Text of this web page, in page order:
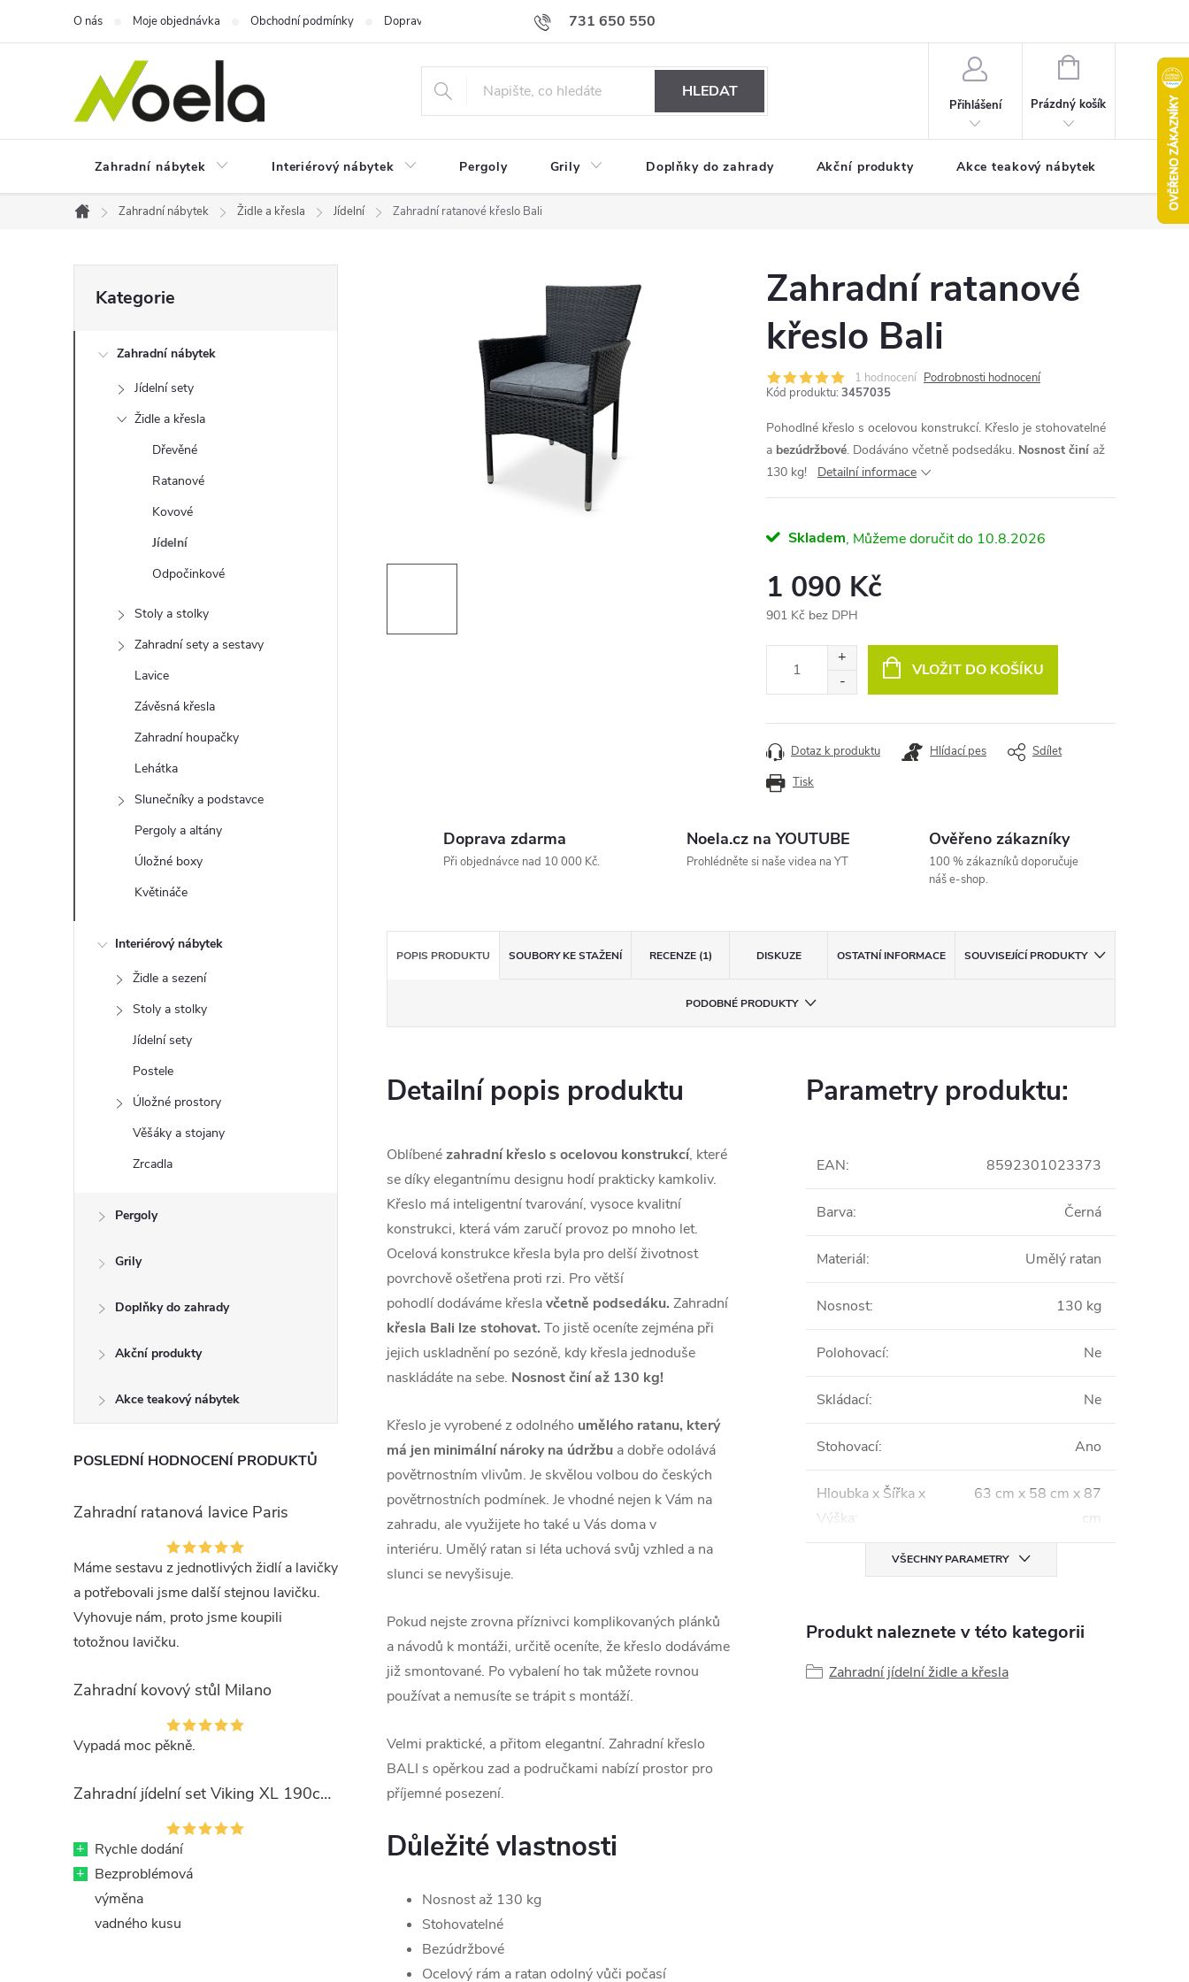
731 650 550
O nás Moje objednávka Obchodní podmínky Doprava nábytku k Vám Podmínky ochrany osobních údajů
HLEDAT
Přihlášení
NÁKUPNÍ
Prázdný košík
Zahradní nábytek Interiérový nábytek Pergoly Grily Doplňky do zahrady Akční produkty Akce teakový nábytek
Domů
Zahradní nábytek Židle a křesla Jídelní Zahradní ratanové křeslo Bali
o
kategorie
Kategorie
Zahradní nábytek
Jídelní sety
Židle a křesla
Dřevěné
Ratanové
Kovové
Jídelní
Odpočinkové
Stoly a stolky
Zahradní sety a sestavy
Lavice
Závěsná křesla
Zahradní houpačky
Lehátka
Slunečníky a podstavce
Pergoly a altány
Úložné boxy
Květináče
Interiérový nábytek
Židle a sezení
Stoly a stolky
Jídelní sety
Postele
Úložné prostory
Věšáky a stojany
Zrcadla
Pergoly
Grily
Doplňky do zahrady
Akční produkty
Akce teakový nábytek
POSLEDNÍ HODNOCENÍ PRODUKTŮ
Zahradní ratanová lavice Paris
Máme sestavu z jednotlivých židlí a lavičky
a potřebovali jsme další stejnou lavičku.
Vyhovuje nám, proto jsme koupili
totožnou lavičku.
Zahradní kovový stůl Milano
Vypadá moc pěkně.
Zahradní jídelní set Viking XL 190cm + 8x kovová židle Ramada
+ Rychle dodání
+ Bezproblémová
výměna
vadného kusu
Zahradní ratanové
křeslo Bali
1 hodnocení Podrobnosti hodnocení
Kód produktu: 3457035
Pohodlné křeslo s ocelovou konstrukcí. Křeslo je stohovatelné
a bezúdržbové. Dodáváno včetně podsedáku. Nosnost činí až
130 kg!
Detailní informace
Skladem 10.8.2026
1 090 Kč
901 Kč bez DPH
VLOŽIT DO KOŠÍKU
Tisk
Dotaz k produktu Hlídací pes Sdílet
Doprava zdarma
Při objednávce nad 10 000 Kč.
Noela.cz na YOUTUBE
Prohlédněte si naše videa na YT
Ověřeno zákazníky
100 % zákazníků doporučuje
náš e-shop.
POPIS PRODUKTU SOUBORY KE STAŽENÍ RECENZE (1) DISKUZE OSTATNÍ INFORMACE SOUVISEJÍCÍ PRODUKTY
PODOBNÉ PRODUKTY
Detailní popis produktu
Oblíbenézahradní křeslo s ocelovou konstrukcí, které
se díky elegantnímu designu hodí prakticky kamkoliv.
Křeslo má inteligentní tvarování, vysoce kvalitní
konstrukci, která vám zaručí provoz po mnoho let.
Ocelová konstrukce křesla byla pro delší životnost
povrchově ošetřena proti rzi. Pro větší
pohodlí dodáváme křeslavčetně podsedáku. Zahradní
křesla Bali lze stohovat. To jistě oceníte zejména při
jejich uskladnění po sezóně, kdy křesla jednoduše
naskládáte na sebe. Nosnost činí až 130 kg!
Křeslo je vyrobené z odolného umělého ratanu, který
má jen minimální nároky na údržbu a dobře odolává
povětrnostním vlivům. Je skvělou volbou do českých
povětrnostních podmínek. Je vhodné nejen k Vám na
zahradu, ale využijete ho také u Vás doma v
interiéru. Umělý ratan si léta uchová svůj vzhled a na
slunci se nevyšisuje.
Pokud nejste zrovna příznivci komplikovaných plánků
a návodů k montáži, určitě oceníte, že křeslo dodáváme
již smontované. Po vybalení ho tak můžete rovnou
používat a nemusíte se trápit s montáží.
Velmi praktické, a přitom elegantní. Zahradní křeslo
BALI s opěrkou zad a područkami nabízí prostor pro
příjemné posezení.
Důležité vlastnosti
Nosnost až 130 kg
Stohovatelné
Bezúdržbové
Ocelový rám a ratan odolný vůči počasí
Parametry produktu:
EAN: 8592301023373
Barva: Černá
Materiál: Umělý ratan
Nosnost: 130 kg
Polohovací: Ne
Skládací: Ne
Stohovací: Ano
Hloubka x Šířka x
Výška:
63 cm x 58 cm x 87
cm
VŠECHNY PARAMETRY
Produkt naleznete v této kategorii
Zahradní jídelní židle a křesla